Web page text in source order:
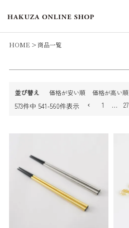
HOME 商品一覧
キーワードヒット順
並び替え 価格が安い順 価格が高い順
573件中 541-560件表示 1 … 27